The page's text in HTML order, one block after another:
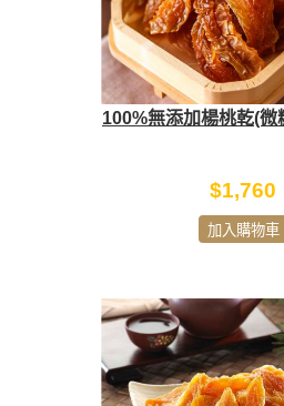
100%無添加楊桃乾(
$1,760
加入購物車